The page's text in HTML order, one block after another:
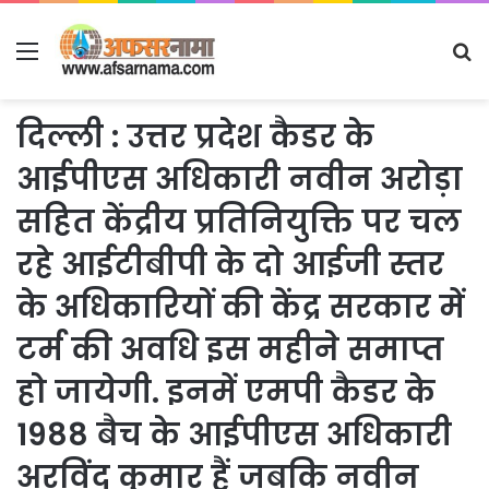
Menu
दिल्ली : उत्तर प्रदेश कैडर के
आईपीएस अधिकारी नवीन अरोड़ा
सहित केंद्रीय प्रतिनियुक्ति पर चल
रहे आईटीबीपी के दो आईजी स्तर
के अधिकारियों की केंद्र सरकार में
टर्म की अवधि इस महीने समाप्त
हो जायेगी. इनमें एमपी कैडर के
1988 बैच के आईपीएस अधिकारी
अरविंद कुमार हैं जबकि नवीन